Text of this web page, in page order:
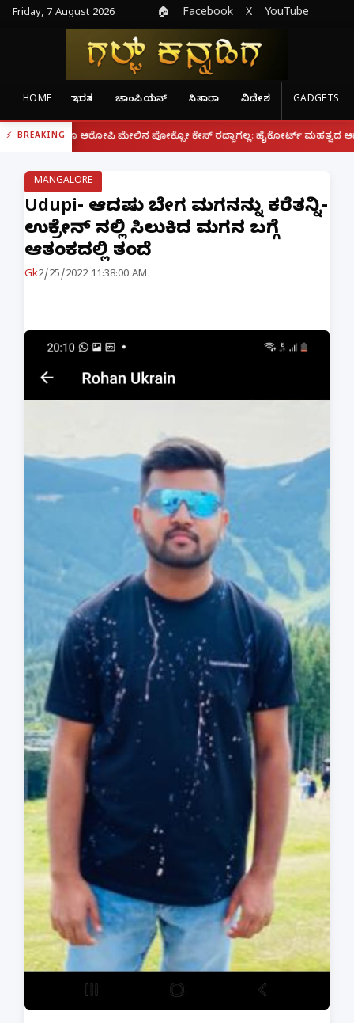
Friday, 7 August 2026 🏠 Facebook X YouTube
HOME ಭಾರತ ಚಾಂಪಿಯನ್ ಸಿತಾರಾ ವಿದೇಶ GADGETS
BREAKING
ಮೇಲಿನ ಪೋಕ್ಸೋ ಕೇಸ್ ರದ್ದಾಗಲ್ಲ: ಹೈಕೋರ್ಟ್ ಮಹತ್ವದ ಆದೇಶ | ಫೋನ್
MANGALORE
Udupi- ಆದಷ್ಟು ಬೇಗ ಮಗನನ್ನು ಕರೆತನ್ನಿ-
ಉಕ್ರೇನ್ ನಲ್ಲಿ ಸಿಲುಕಿದ ಮಗನ ಬಗ್ಗೆ
ಆತಂಕದಲ್ಲಿ ತಂದೆ
Gk2/25/2022 11:38:00 AM